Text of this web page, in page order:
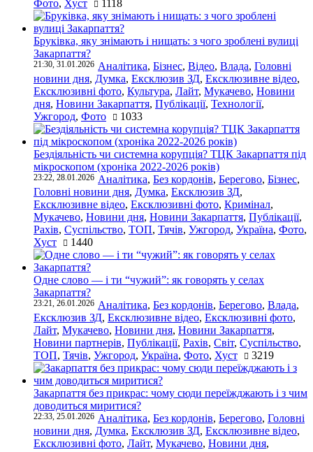
Фото, Хуст 1118
Бруківка, яку знімають і нищать: з чого зроблені вулиці
Закарпаття?
21:30, 31.01.2026 Аналітика, Бізнес, Відео, Влада, Головні
новини дня, Думка, Ексклюзив ЗД, Ексклюзивне відео,
Ексклюзивні фото, Культура, Лайт, Мукачево, Новини
дня, Новини Закарпаття, Публікації, Технології,
Ужгород, Фото 1033
Бездіяльність чи системна корупція? ТЦК Закарпаття під
мікроскопом (хроніка 2022-2026 років)
23:22, 28.01.2026 Аналітика, Без кордонів, Берегово, Бізнес,
Головні новини дня, Думка, Ексклюзив ЗД,
Ексклюзивне відео, Ексклюзивні фото, Кримінал,
Мукачево, Новини дня, Новини Закарпаття, Публікації,
Рахів, Суспільство, ТОП, Тячів, Ужгород, Україна, Фото,
Хуст
1440
Одне слово — і ти “чужий”: як говорять у селах
Закарпаття?
23:21, 26.01.2026 Аналітика, Без кордонів, Берегово, Влада,
Ексклюзив ЗД, Ексклюзивне відео, Ексклюзивні фото,
Лайт, Мукачево, Новини дня, Новини Закарпаття,
Новини партнерів, Публікації, Рахів, Світ, Суспільство,
ТОП, Тячів, Ужгород, Україна, Фото, Хуст 3219
Закарпаття без прикрас: чому сюди переїжджають і з чим
доводиться миритися?
22:33, 25.01.2026 Аналітика, Без кордонів, Берегово, Головні
новини дня, Думка, Ексклюзив ЗД, Ексклюзивне відео,
Ексклюзивні фото, Лайт, Мукачево, Новини дня,